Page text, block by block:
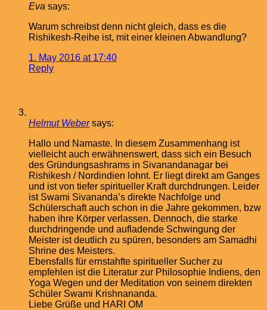
Eva says:
Warum schreibst denn nicht gleich, dass es die
Rishikesh-Reihe ist, mit einer kleinen Abwandlung?
1. May 2016 at 17:40
Reply
Helmut Weber says:
Hallo und Namaste. In diesem Zusammenhang ist
vielleicht auch erwähnenswert, dass sich ein Besuch
des Gründungsashrams in Sivanandanagar bei
Rishikesh / Nordindien lohnt. Er liegt direkt am Ganges
und ist von tiefer spiritueller Kraft durchdrungen. Leider
ist Swami Sivananda’s direkte Nachfolge und
Schülerschaft auch schon in die Jahre gekommen, bzw
haben ihre Körper verlassen. Dennoch, die starke
durchdringende und aufladende Schwingung der
Meister ist deutlich zu spüren, besonders am Samadhi
Shrine des Meisters.
Ebensfalls für ernstahfte spiritueller Sucher zu
empfehlen ist die Literatur zur Philosophie Indiens, den
Yoga Wegen und der Meditation von seinem direkten
Schüler Swami Krishnananda.
Liebe Grüße und HARI OM